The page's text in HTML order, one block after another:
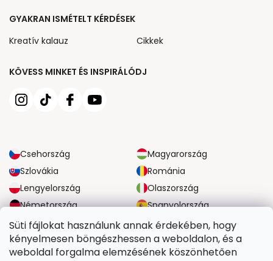
Süti fájlokat használunk annak érdekében, hogy
kényelmesen böngészhessen a weboldalon, és a
weboldal forgalma elemzésének köszönhetően
KÖVESS MINKET ÉS INSPIRÁLÓDJ
Csehország
Magyarország
Szlovákia
Románia
Lengyelország
Olaszország
Németország
Spanyolország
Nagy-Britannia
Ausztria
GYAKRAN ISMÉTELT KÉRDÉSEK
Kreatív kalauz
Cikkek
MEGBÍZHATÓ SZÁLLÍTÁSI LEHETŐSÉGEK